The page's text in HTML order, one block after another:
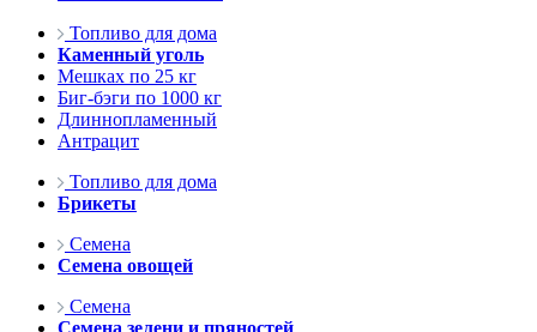
Топливо для дома
Каменный уголь
Мешках по 25 кг
Биг-бэги по 1000 кг
Длиннопламенный
Антрацит
Топливо для дома
Брикеты
Семена
Семена овощей
Семена
Семена зелени и пряностей